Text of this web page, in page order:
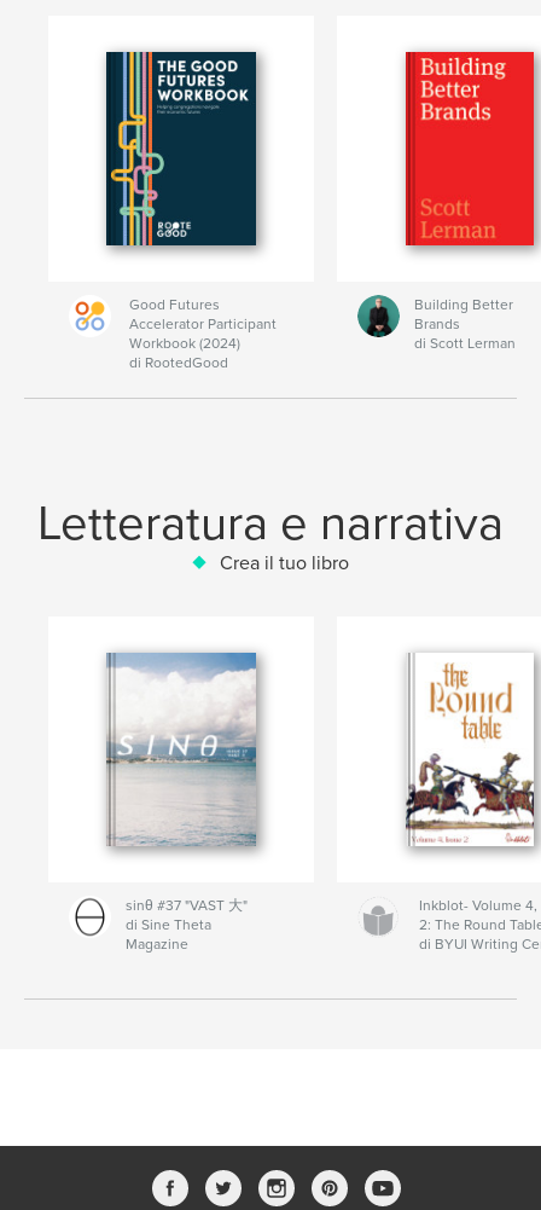
Good Futures
Accelerator Participant
Workbook (2024)
di RootedGood
Building Better
Brands
di Scott Lerman
Letteratura e narrativa
Crea il tuo libro
sinθ #37 "VAST 大"
di Sine Theta
Magazine
Inkblot- Volume 4,
2: The Round
di BYUI Writing